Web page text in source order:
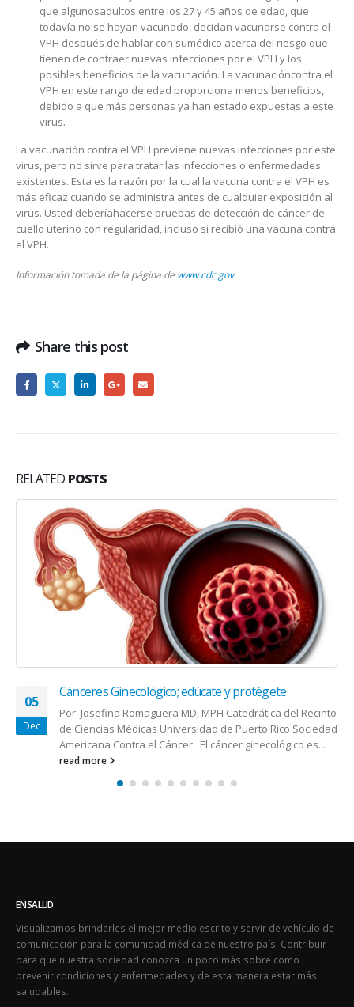
que algunosadultos entre los 27 y 45 años de edad, que
todavía no se hayan vacunado, decidan vacunarse contra el
VPH después de hablar con sumédico acerca del riesgo que
tienen de contraer nuevas infecciones por el VPH y los
posibles beneficios de la vacunación. La vacunacióncontra el
VPH en este rango de edad proporciona menos beneficios,
debido a que más personas ya han estado expuestas a este
virus.
La vacunación contra el VPH previene nuevas infecciones por este
virus, pero no sirve para tratar las infecciones o enfermedades
existentes. Esta es la razón por la cual la vacuna contra el VPH es
más eficaz cuando se administra antes de cualquier exposición al
virus. Usted deberíahacerse pruebas de detección de cáncer de
cuello uterino con regularidad, incluso si recibió una vacuna contra
el VPH.
Información tomada de la página de www.cdc.gov
Share this post
RELATED POSTS
Jun
Sensibilizando Protejo Mis Derechos
La Defensoría para las Personas con Impedimentos
finalizó la campaña "Sensibilizando Protejo Mis
Derechos", una serie de talleres que promueven...
read more
ENSALUD
Visualizamos brindarles el mejor medio escrito y servir de vehículo de
comunicación para la comunidad médica de nuestro país. Contribuir
prevenir condiciones y enfermedades y de esta manera estar más
ÚLTIMAS NOTICIAS
El Acompañamiento es vitales en los sobrevivientes
July 10, 2026